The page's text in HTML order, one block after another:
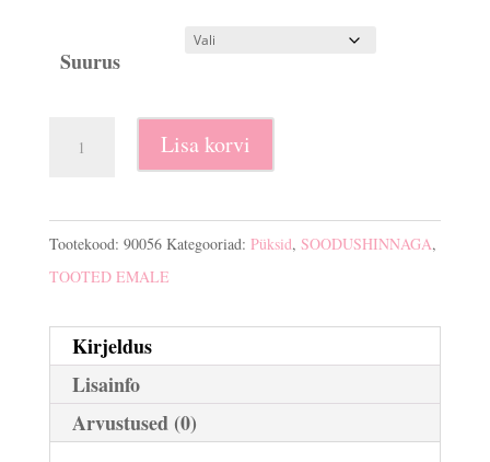
€20.00.
Suurus
Lisa korvi
Tootekood: 90056 Kategooriad: Püksid, SOODUSHINNAGA,
TOOTED EMALE
Kirjeldus
Lisainfo
Arvustused (0)